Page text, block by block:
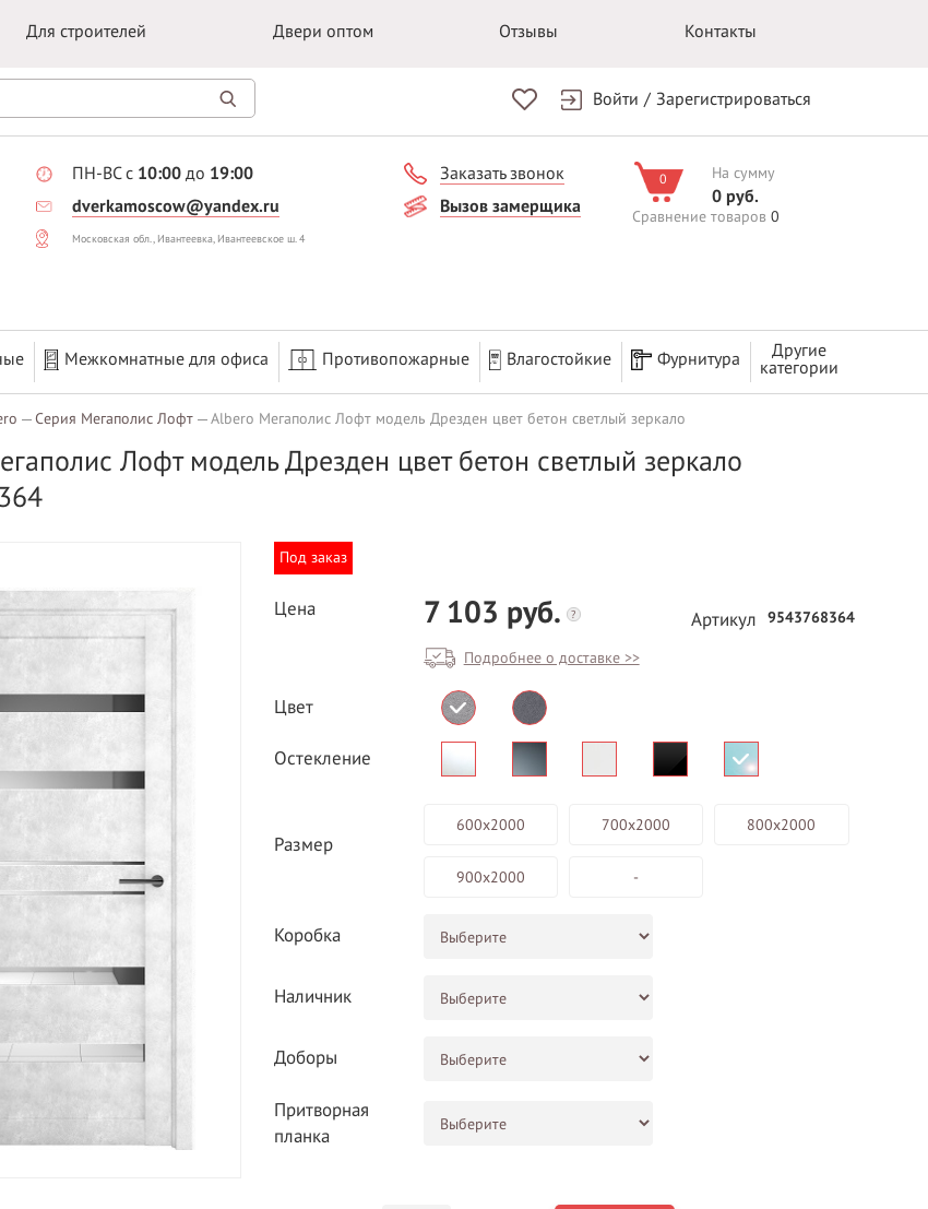
Для строителей Двери оптом Отзывы Контакты
Войти / Зарегистрироваться
ПН-ВС с 10:00 до 19:00
dverkamoscow@yandex.ru
Московская обл., Ивантеевка, Ивантеевское ш. 4
Заказать звонок
Вызов замерщика
0 На сумму
0 руб.
Сравнение товаров 0
Межкомнатные для офиса Противопожарные Влагостойкие Фурнитура
Другие
категории
Серия Мегаполис Лофт Albero Мегаполис Лофт модель Дрезден цвет бетон светлый зеркало
ОТ 40
Двери фабрики
БЕСПЛАТНЫЙ ВЫЕЗД НА
ЗАМЕР
Лофт модель Дрезден цвет бетон светлый зеркало
Под заказ
Цена 7 103 руб. ?
Подробнее о доставке >>
Артикул 9543768364
Цвет
Остекление
Размер
600х2000 700х2000 800х2000
900х2000 -
Коробка
Наличник
Доборы
Притворная
планка